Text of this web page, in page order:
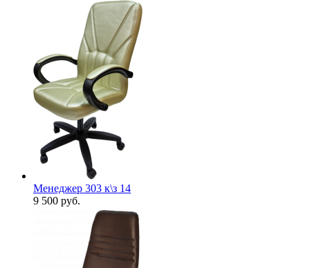
Менеджер 303 к\з 14
9 500 руб.